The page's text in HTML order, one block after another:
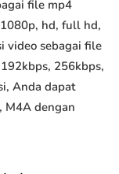
file mp4
hd, full hd,
video sebagai file
256kbps,
Anda dapat
M4A dengan